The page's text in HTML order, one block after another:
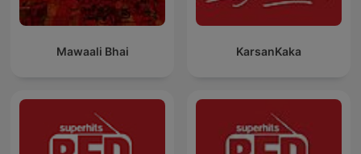
Mawaali Bhai KarsanKaka